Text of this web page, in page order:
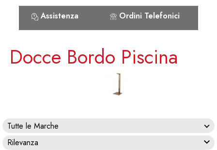
Assistenza Ordini Telefonici
Docce Bordo Piscina
Tutte le Marche
Rilevanza
